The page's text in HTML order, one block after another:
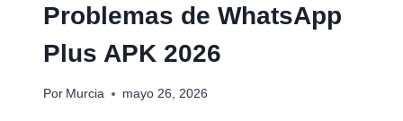
Problemas de WhatsApp
Plus APK 2026
Por Murcia mayo 26, 2026